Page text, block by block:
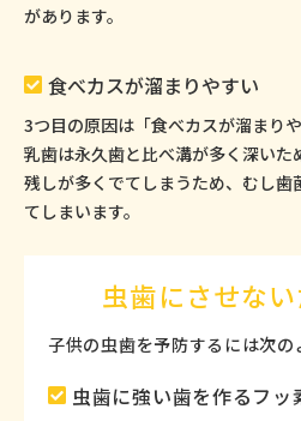
があります。
食べカスが溜まりやすい
3つ目の原因は「食べカスが溜まり
乳歯は永久歯と比べ溝が多く深いた
残しが多くでてしまうため、むし歯
てしまいます。
虫歯にさせな
子供の虫歯を予防するには次の
虫歯に強い歯を作るフッ